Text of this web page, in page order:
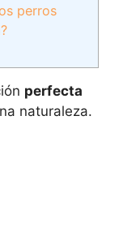
perros
perfecta
naturaleza.